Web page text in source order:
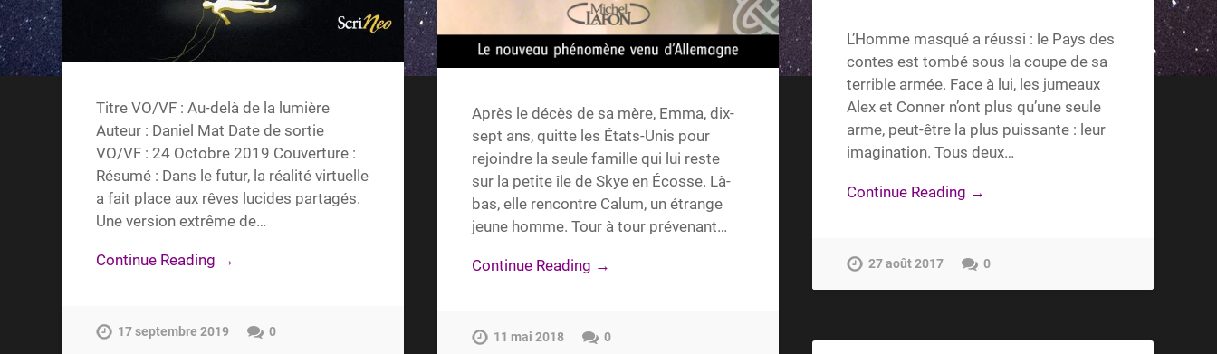
Titre VO/VF : Au-delà de la lumière
Auteur : Daniel Mat Date de sortie
VO/VF : 24 Octobre 2019 Couverture :
Résumé : Dans le futur, la réalité virtuelle
a fait place aux rêves lucides partagés.
Une version extrême de…
Continue Reading →
17 septembre 2019 0
Après le décès de sa mère, Emma, dix-
sept ans, quitte les États-Unis pour
rejoindre la seule famille qui lui reste
sur la petite île de Skye en Écosse. Là-
bas, elle rencontre Calum, un étrange
jeune homme. Tour à tour prévenant…
Continue Reading →
11 mai 2018 0
L’Homme masqué a réussi : le Pays des
contes est tombé sous la coupe de sa
terrible armée. Face à lui, les jumeaux
Alex et Conner n’ont plus qu’une seule
arme, peut-être la plus puissante : leur
imagination. Tous deux…
Continue Reading →
27 août 2017 0